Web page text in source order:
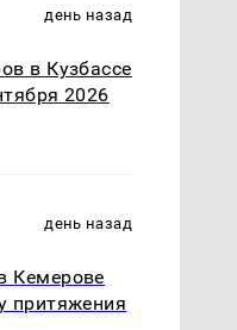
день назад
в Кузбассе
2026
день назад
Кемерове
притяжения